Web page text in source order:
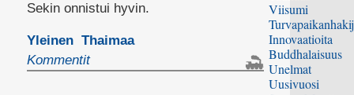
Sekin onnistui hyvin.
Yleinen Thaimaa
Kommentit
Viisumi
Innovaatioita
Buddhalaisuus
Unelmat
Uusivuosi